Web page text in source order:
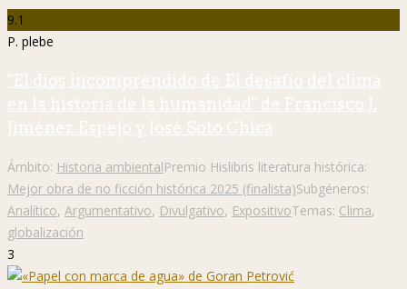
9.1
P. plebe
"El dios incomprendido de El desafío del clima
en la historia de la humanidad" de Francisco J.
Jiménez Espejo y José Soto Chica
Ámbito: Historia ambientalPremio Hislibris literatura histórica:
Mejor obra de no ficción histórica 2025 (finalista)Subgéneros:
Analítico, Argumentativo, Divulgativo, ExpositivoTemas: Clima,
globalización
3